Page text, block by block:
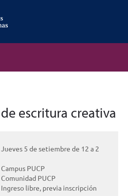
escritura creativa
Jueves 5 de setiembre de 12 a 2
Campus PUCP
Comunidad PUCP
Ingreso libre, previa inscripción